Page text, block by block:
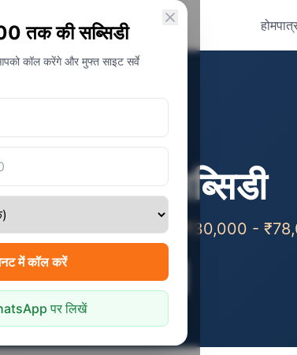
होम
December 2025
में सोलर सब्सिडी
में केंद्रीय PM सूर्य घर सब्सिडी (₹30,000 -
जांचें बचत कैलकुलेटर
तक की सब्सिडी
कॉल करेंगे और मुफ्त साइट सर्वे
में कॉल करें
पर लिखें